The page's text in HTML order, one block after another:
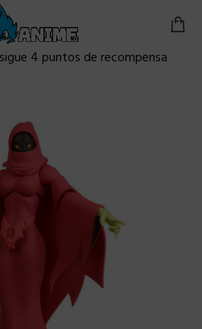
4 puntos de recompensa